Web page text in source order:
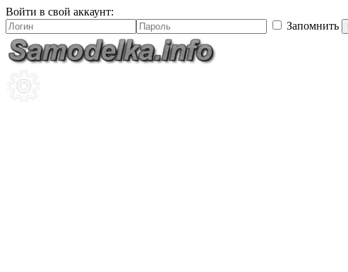
Войти в свой аккаунт:
Запомнить